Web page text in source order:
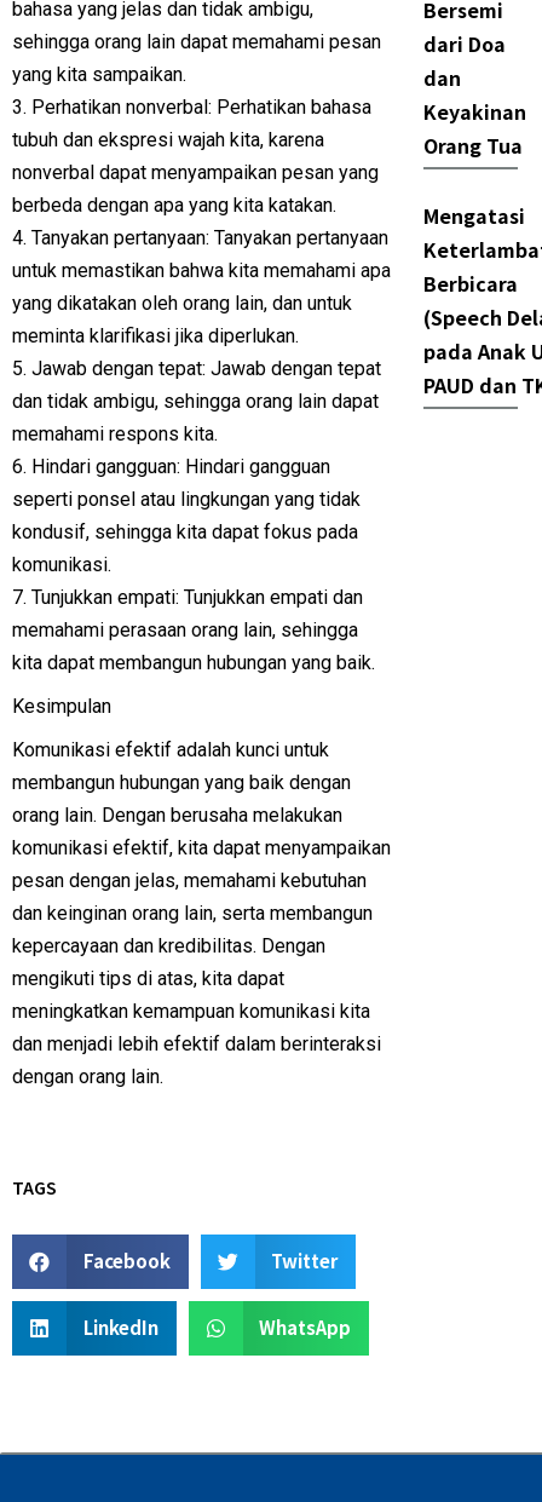
bahasa yang jelas dan tidak ambigu,
sehingga orang lain dapat memahami pesan
yang kita sampaikan.
3. Perhatikan nonverbal: Perhatikan bahasa
tubuh dan ekspresi wajah kita, karena
nonverbal dapat menyampaikan pesan yang
berbeda dengan apa yang kita katakan.
4. Tanyakan pertanyaan: Tanyakan pertanyaan
untuk memastikan bahwa kita memahami apa
yang dikatakan oleh orang lain, dan untuk
meminta klarifikasi jika diperlukan.
5. Jawab dengan tepat: Jawab dengan tepat
dan tidak ambigu, sehingga orang lain dapat
memahami respons kita.
6. Hindari gangguan: Hindari gangguan
seperti ponsel atau lingkungan yang tidak
kondusif, sehingga kita dapat fokus pada
komunikasi.
7. Tunjukkan empati: Tunjukkan empati dan
memahami perasaan orang lain, sehingga
kita dapat membangun hubungan yang baik.
Kesimpulan
Komunikasi efektif adalah kunci untuk
membangun hubungan yang baik dengan
orang lain. Dengan berusaha melakukan
komunikasi efektif, kita dapat menyampaikan
pesan dengan jelas, memahami kebutuhan
dan keinginan orang lain, serta membangun
kepercayaan dan kredibilitas. Dengan
mengikuti tips di atas, kita dapat
meningkatkan kemampuan komunikasi kita
dan menjadi lebih efektif dalam berinteraksi
dengan orang lain.
TAGS
Facebook Twitter
LinkedIn WhatsApp
Bersemi
dari Doa
dan
Keyakinan
Orang Tua
Mengatasi
Berbicara
(Speech
pada Anak
PAUD dan